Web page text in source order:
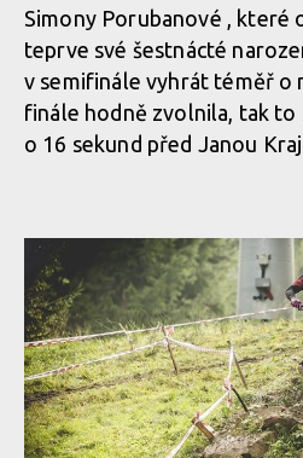
Simony Porubanové , které
teprve své šestnácté
v semifinále vyhrát téměř o
finále hodně zvolnila, tak to
o 16 sekund před Janou